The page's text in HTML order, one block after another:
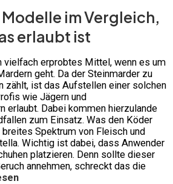
im Vergleich,
erlaubt ist
vielfach erprobtes Mittel, wenn es um
geht. Da der Steinmarder zu
zählt, ist das Aufstellen einer solchen
wie Jägern und
erlaubt. Dabei kommen hierzulande
zum Einsatz. Was den Köder
Spektrum von Fleisch und
Wichtig ist dabei, dass Anwender
platzieren. Denn sollte dieser
annehmen, schreckt das die